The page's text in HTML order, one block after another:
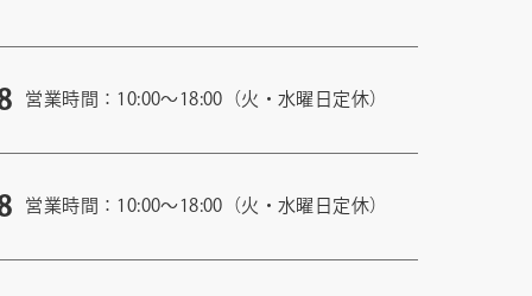
営業時間：10:00〜18:00（火・水曜日定休）
営業時間：10:00〜18:00（火・水曜日定休）